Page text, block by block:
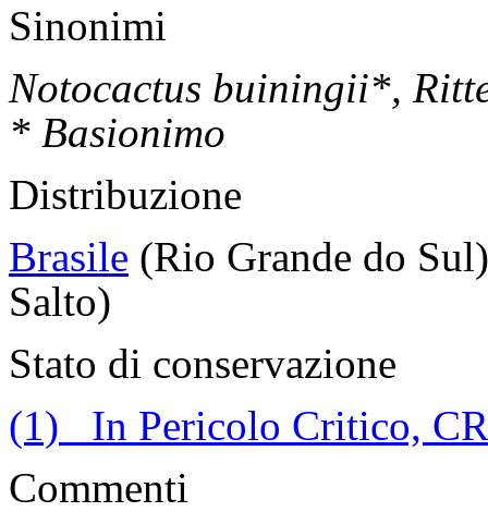
Sinonimi
Notocactus buiningii*,
* Basionimo
Distribuzione
Brasile (Rio Grande do
Salto)
Stato di conservazione
(1) In Pericolo Critico,
Commenti